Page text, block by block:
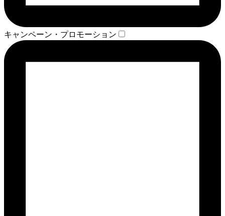
キャンペーン・プロモーション